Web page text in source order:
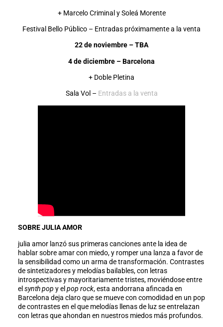
+ Marcelo Criminal y Soleá Morente
Festival Bello Público – Entradas próximamente a la venta
22 de noviembre – TBA
4 de diciembre – Barcelona
+ Doble Pletina
Sala Vol – Entradas a la venta
SOBRE JULIA AMOR
julia amor lanzó sus primeras canciones ante la idea de
hablar sobre amar con miedo, y romper una lanza a favor de
la sensibilidad como un arma de transformación. Contrastes
de sintetizadores y melodías bailables, con letras
introspectivas y mayoritariamente tristes, moviéndose entre
el synth pop y el pop rock, esta andorrana afincada en
Barcelona deja claro que se mueve con comodidad en un pop
de contrastes en el que melodías llenas de luz se entrelazan
con letras que ahondan en nuestros miedos más profundos.